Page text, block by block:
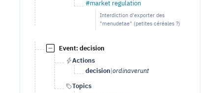
#market regulation
Interdiction d'exporter des
"menudetae" (petites céréales ?)
Event: decision
Actions
decision ordinaverunt
Topics